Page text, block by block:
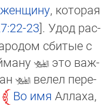
женщину, кото­рая
23 . Удод рас­
сби­тые с
это важ­
велел пе­ре­
Во имя Ал­ла­ха,